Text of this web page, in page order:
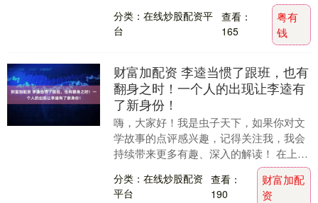
分类：在线炒股配资平
台
查看：
165
粤有
钱
财富加配资 李逵当惯了跟班，也有
翻身之时！一个人的出现让李逵有
了新身份！
嗨，大家好！我是虫子天下，如果你对文
学故事的点评感兴趣，记得关注我，我会
持续带来更多有趣、深入的解读！ 在上一
期的点评中，虫子天下曾和大家聊过高廉
师父的可能人选....
分类：在线炒股配资
平台
查看：
190
财富加配
资